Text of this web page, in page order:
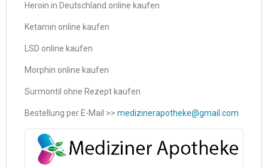
Heroin in Deutschland online kaufen
Ketamin online kaufen
LSD online kaufen
Morphin online kaufen
Surmontil ohne Rezept kaufen
Bestellung per E-Mail >> medizinerapotheke@gmail.com